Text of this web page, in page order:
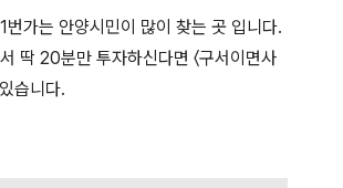
번가는 안양시민이 많이 찾는 곳 입니다.
딱 20분만 투자하신다면 〈구서이면사
습니다.